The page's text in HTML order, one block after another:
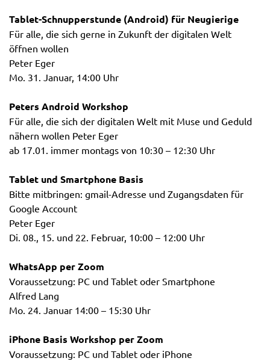
Tablet-Schnupperstunde (Android) für Neugierige
Für alle, die sich gerne in Zukunft der digitalen Welt
öffnen wollen
Peter Eger
Mo. 31. Januar, 14:00 Uhr
Peters Android Workshop
Für alle, die sich der digitalen Welt mit Muse und Geduld
nähern wollen Peter Eger
ab 17.01. immer montags von 10:30 – 12:30 Uhr
Tablet und Smartphone Basis
Bitte mitbringen: gmail-Adresse und Zugangsdaten für
Google Account
Peter Eger
Di. 08., 15. und 22. Februar, 10:00 – 12:00 Uhr
WhatsApp per Zoom
Voraussetzung: PC und Tablet oder Smartphone
Alfred Lang
Mo. 24. Januar 14:00 – 15:30 Uhr
iPhone Basis Workshop per Zoom
Voraussetzung: PC und Tablet oder iPhone